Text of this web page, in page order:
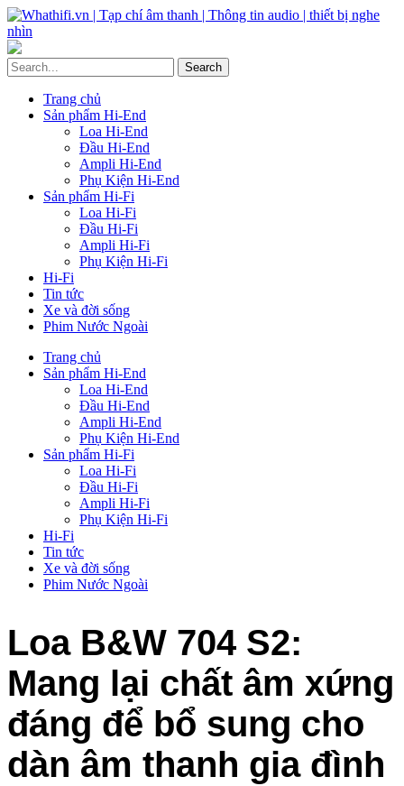
Trang chủ
Sản phẩm Hi-End
Loa Hi-End
Đầu Hi-End
Ampli Hi-End
Phụ Kiện Hi-End
Sản phẩm Hi-Fi
Loa Hi-Fi
Đầu Hi-Fi
Ampli Hi-Fi
Phụ Kiện Hi-Fi
Hi-Fi
Tin tức
Xe và đời sống
Phim Nước Ngoài
Trang chủ
Sản phẩm Hi-End
Loa Hi-End
Đầu Hi-End
Ampli Hi-End
Phụ Kiện Hi-End
Sản phẩm Hi-Fi
Loa Hi-Fi
Đầu Hi-Fi
Ampli Hi-Fi
Phụ Kiện Hi-Fi
Hi-Fi
Tin tức
Xe và đời sống
Phim Nước Ngoài
Loa B&W 704 S2:
Mang lại chất âm xứng
đáng để bổ sung cho
dàn âm thanh gia đình